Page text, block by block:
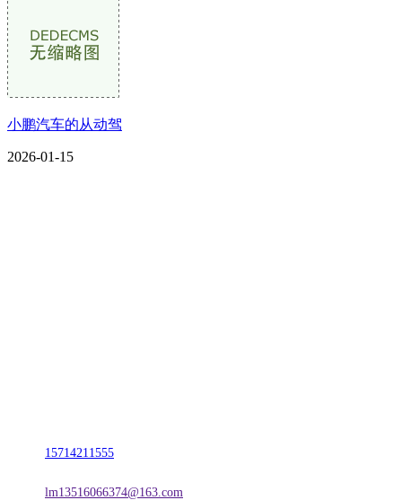
小鹏汽车的从动驾
2026-01-15
15714211555
lm13516066374@163.com